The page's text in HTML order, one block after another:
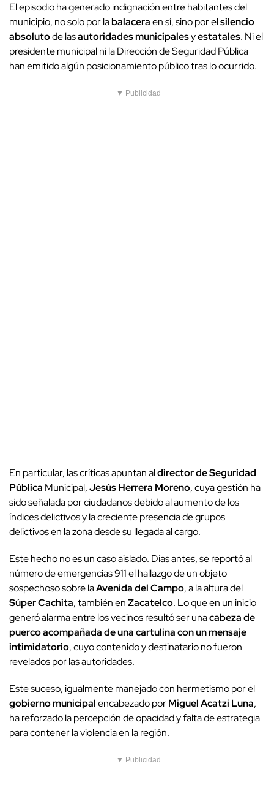
El episodio ha generado indignación entre habitantes del
municipio, no solo por labalaceraen sí, sino por elsilencio
absolutode lasautoridades municipalesyestatales. Ni el
presidente municipal ni la Dirección de Seguridad Pública
han emitido algún posicionamiento público tras lo ocurrido.
▼ Publicidad
En particular, las críticas apuntan aldirector de Seguridad
Pública Municipal,Jesús Herrera Moreno, cuya gestión ha
sido señalada por ciudadanos debido al aumento de los
índices delictivos y la creciente presencia de grupos
delictivos en la zona desde su llegada al cargo.
Este hecho no es un caso aislado. Días antes, se reportó al
número de emergencias 911 el hallazgo de un objeto
sospechoso sobre laAvenida del Campo, a la altura del
Súper Cachita, también enZacatelco. Lo que en un inicio
generó alarma entre los vecinos resultó ser unacabeza de
puerco acompañada de una cartulina con un mensaje
intimidatorio, cuyo contenido y destinatario no fueron
revelados por las autoridades.
Este suceso, igualmente manejado con hermetismo por el
gobierno municipalencabezado porMiguel Acatzi Luna,
ha reforzado la percepción de opacidad y falta de estrategia
para contener la violencia en la región.
▼ Publicidad